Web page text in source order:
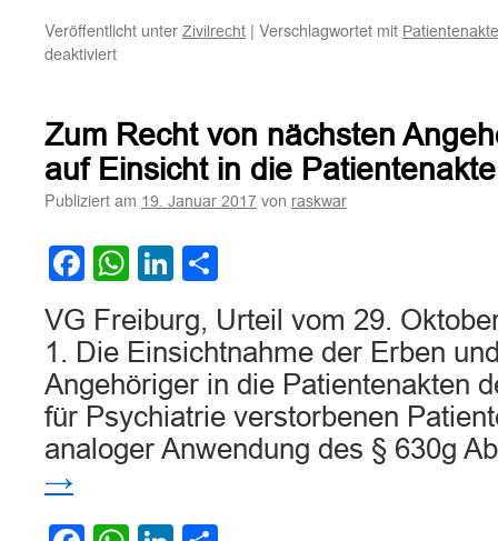
Veröffentlicht unter Zivilrecht | Verschlagwortet mit
deaktiviertfür
auf
Herausgabe
von
Behandlungsunterlagen
gibt
Recht
auf
in
eine
Kartei
mit
Samenspendern
Zum Recht von nächsten
auf Einsicht in die
Publiziert am 19. Januar 2017 von raskwar
Facebook
WhatsApp
LinkedIn
VG Freiburg, Urteil vom 29.
1. Die Einsichtnahme der Erben
Angehöriger in die Patientenakten
für Psychiatrie verstorbenen
analoger Anwendung des § 630g
→